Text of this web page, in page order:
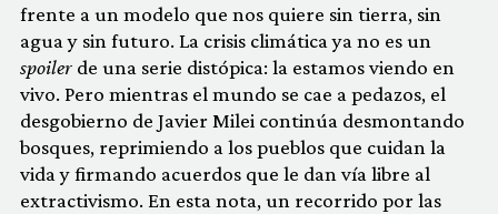
frente a un modelo que nos quiere sin tierra, sin
agua y sin futuro. La crisis climática ya no es un
spoiler de una serie distópica: la estamos viendo en
vivo. Pero mientras el mundo se cae a pedazos, el
desgobierno de Javier Milei continúa desmontando
bosques, reprimiendo a los pueblos que cuidan la
vida y firmando acuerdos que le dan vía libre al
extractivismo. En esta nota, un recorrido por las